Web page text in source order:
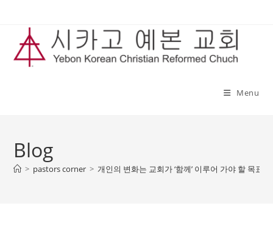
content
Menu
Blog
> pastors corner > 개인의 변화는 교회가 ‘함께’ 이루어 가야 할 목표